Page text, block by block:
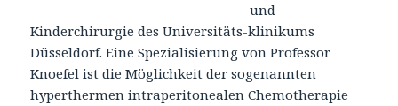
und
Kinderchirurgie des Universitäts-klinikums
Düsseldorf. Eine Spezialisierung von Professor
Knoefel ist die Möglichkeit der sogenannten
hyperthermen intraperitonealen Chemotherapie